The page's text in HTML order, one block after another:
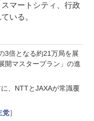
マートシティ、行政
いる。
3倍となる約21万局を展
開マスタープラン」の進
、NTTとJAXAが常識覆
党］